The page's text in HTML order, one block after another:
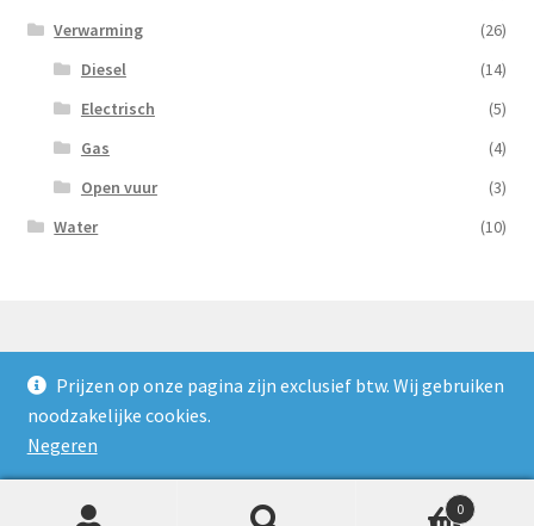
Prijzen op onze pagina zijn exclusief btw. Wij gebruiken
noodzakelijke cookies.
Negeren
Verwarming
(26)
Diesel
(14)
Electrisch
(5)
Gas
(4)
Open vuur
(3)
Water
(10)
© Nooijens Verhuur 2026
Privacybeleid
Gebouwd met WooCommerce
0